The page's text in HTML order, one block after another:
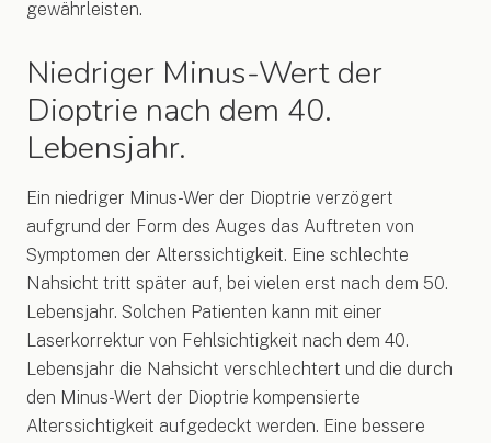
gewährleisten.
Niedriger Minus-Wert der
Dioptrie nach dem 40.
Lebensjahr.
Ein niedriger Minus-Wer der Dioptrie verzögert
aufgrund der Form des Auges das Auftreten von
Symptomen der Alterssichtigkeit. Eine schlechte
Nahsicht tritt später auf, bei vielen erst nach dem 50.
Lebensjahr. Solchen Patienten kann mit einer
Laserkorrektur von Fehlsichtigkeit nach dem 40.
Lebensjahr die Nahsicht verschlechtert und die durch
den Minus-Wert der Dioptrie kompensierte
Alterssichtigkeit aufgedeckt werden. Eine bessere